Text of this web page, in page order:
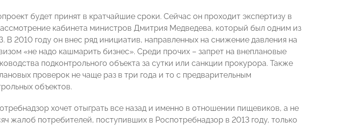
будет принят в кратчайшие сроки. Сейчас он проходит экспертизу в
кабинета министров Дмитрия Медведева, который был одним из
В 2010 году он внес ряд инициатив, направленных на снижение давления на
«не надо кашмарить бизнес». Среди прочих – запрет на внеплановые
подконтрольного объекта за сутки или санкции прокурора. Также
проверок не чаще раз в три года и то с предварительным
объектов.
хочет отыграть все назад и именно в отношении пищевиков, а не
жалоб потребителей, поступивших в Роспотребнадзор в 2013 году, только